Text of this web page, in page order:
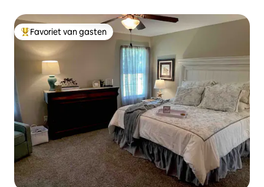
Topfavoriet van gasten
Favoriet van gasten